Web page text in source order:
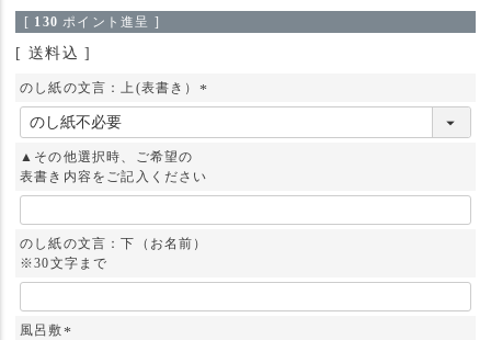
[ 130 ポイント進呈 ]
送料込
のし紙の文言：上(表書き）
(
)
▲その他選択時、ご希望の
表書き内容をご記入ください
のし紙の文言：下（お名前）
※30文字まで
風呂敷